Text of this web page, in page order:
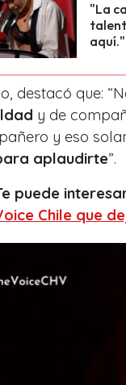
"La
aquí."
destacó que: “
y de
y eso
aplaudirte”.
puede
Chile que